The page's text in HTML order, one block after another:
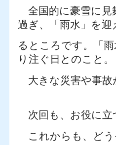
全国的に豪雪に見
過ぎ、「雨水」を迎
るところです。「
り注ぐ日とのこと。
大きな災害や事故
次回も、お役に立
これからも、どう